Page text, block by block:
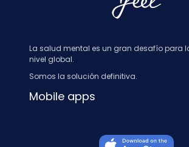
La salud mental es un gran desafío para
nivel global.
Somos la solución definitiva.
Mobile apps